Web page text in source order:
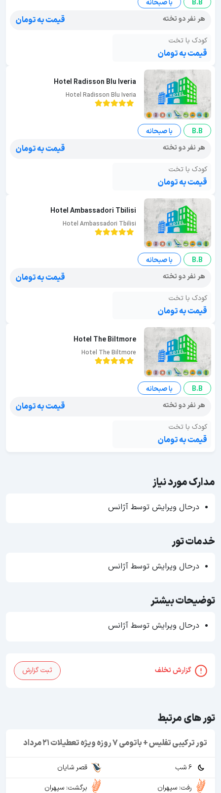
B.B
با صبحانه
هر نفر دو تخته
قیمت به تومان
کودک با تخت
قیمت به تومان
Hotel Radisson Blu Iveria
Hotel Radisson Blu Iveria
B.B
با صبحانه
هر نفر دو تخته
قیمت به تومان
کودک با تخت
قیمت به تومان
Hotel Ambassadori Tbilisi
Hotel Ambassadori Tbilisi
B.B
با صبحانه
هر نفر دو تخته
قیمت به تومان
کودک با تخت
قیمت به تومان
Hotel The Biltmore
Hotel The Biltmore
B.B
با صبحانه
هر نفر دو تخته
قیمت به تومان
کودک با تخت
قیمت به تومان
مدارک مورد نیاز
درحال ویرایش توسط آژانس
خدمات تور
درحال ویرایش توسط آژانس
توضیحات بیشتر
درحال ویرایش توسط آژانس
گزارش تخلف ثبت گزارش
تور های مرتبط
تور ترکیبی تفلیس + باتومی 7 روزه ویژه تعطیلات 21 مرداد
6 شب
قصر شایان
رفت: سپهران
برگشت: سپهران